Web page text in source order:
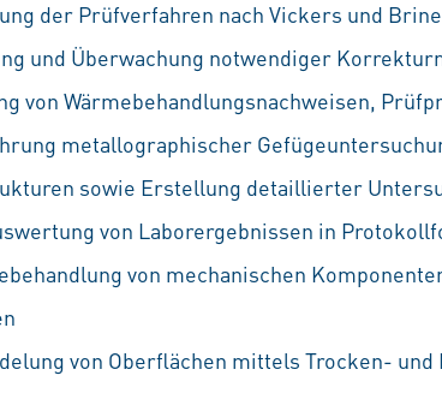
der Prüfverfahren nach Vickers und
und Überwachung notwendiger
von Wärmebehandlungsnachweisen,
metallographischer
sowie Erstellung detaillierter
von Laborergebnissen in
von mechanischen
von Oberflächen mittels Trocken-